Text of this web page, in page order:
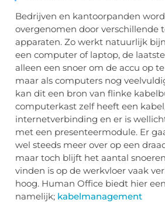
Bedrijven en kantoorpanden
overgenomen door verschillende
apparaten. Zo werkt natuurlijk
een computer of laptop, de
alleen een snoer om de accu op
maar als computers nog
kan dit een bron van flinke
computerkast zelf heeft een
internetverbinding en er is
met een presenteermodule. Er
wel steeds meer over op een
maar toch blijft het aantal
vinden is op de werkvloer vaak
hoog. Human Office biedt hier
namelijk; kabelmanagement